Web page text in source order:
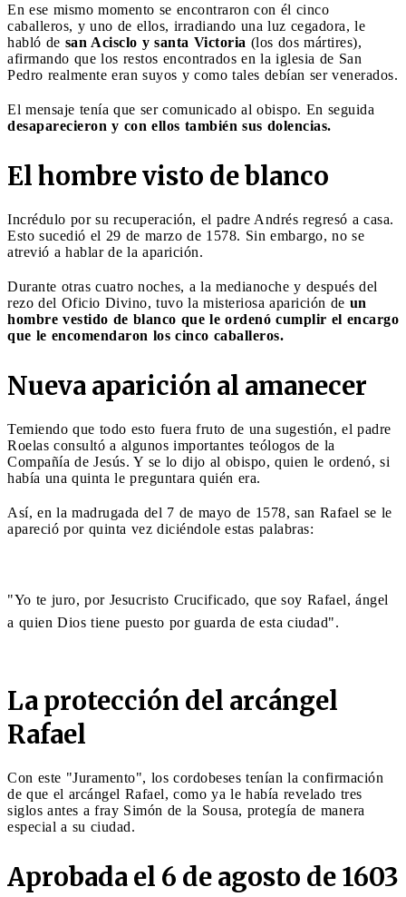
En ese mismo momento se encontraron con él cinco
caballeros, y uno de ellos, irradiando una luz cegadora, le
habló de san Acisclo y santa Victoria (los dos mártires),
afirmando que los restos encontrados en la iglesia de San
Pedro realmente eran suyos y como tales debían ser venerados.
El mensaje tenía que ser comunicado al obispo. En seguida
desaparecieron y con ellos también sus dolencias.
El hombre visto de blanco
Incrédulo por su recuperación, el padre Andrés regresó a casa.
Esto sucedió el 29 de marzo de 1578. Sin embargo, no se
atrevió a hablar de la aparición.
Durante otras cuatro noches, a la medianoche y después del
rezo del Oficio Divino, tuvo la misteriosa aparición de un
hombre vestido de blanco que le ordenó cumplir el encargo
que le encomendaron los cinco caballeros.
Nueva aparición al amanecer
Temiendo que todo esto fuera fruto de una sugestión, el padre
Roelas consultó a algunos importantes teólogos de la
Compañía de Jesús. Y se lo dijo al obispo, quien le ordenó, si
había una quinta le preguntara quién era.
Así, en la madrugada del 7 de mayo de 1578, san Rafael se le
apareció por quinta vez diciéndole estas palabras:
"Yo te juro, por Jesucristo Crucificado, que soy Rafael, ángel
a quien Dios tiene puesto por guarda de esta ciudad".
La protección del arcángel
Rafael
Con este "Juramento", los cordobeses tenían la confirmación
de que el arcángel Rafael, como ya le había revelado tres
siglos antes a fray Simón de la Sousa, protegía de manera
especial a su ciudad.
Aprobada el 6 de agosto de 1603